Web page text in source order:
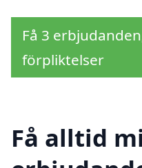
Få 3
förpliktelser
Få alltid